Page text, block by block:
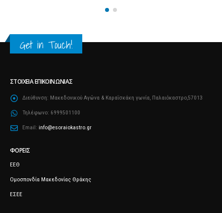
Get in Touch!
ΣΤΟΙΧΕΊΑ ΕΠΙΚΟΙΝΩΝΊΑΣ
Διεύθυνση: Μακεδονικού Αγώνα & Καραΐσκάκη γωνία, Παλαιόκαστρο,57013
Τηλέφωνο: 6999501100
Email: info@esoraiokastro.gr
ΦΟΡΕΊΣ
ΕΕΘ
Ομοσπονδία Μακεδονίας Θράκης
ΕΣΕΕ